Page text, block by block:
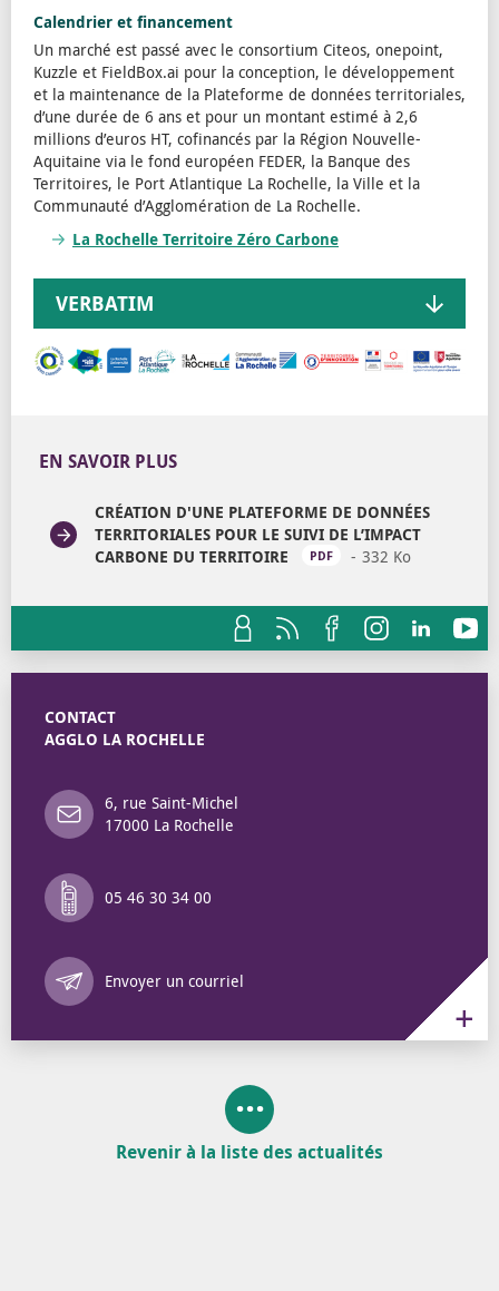
Calendrier et financement
Un marché est passé avec le consortium Citeos, onepoint,
Kuzzle et FieldBox.ai pour la conception, le développement
et la maintenance de la Plateforme de données territoriales,
d’une durée de 6 ans et pour un montant estimé à 2,6
millions d’euros HT, cofinancés par la Région Nouvelle-
Aquitaine via le fond européen FEDER, la Banque des
Territoires, le Port Atlantique La Rochelle, la Ville et la
Communauté d’Agglomération de La Rochelle.
La Rochelle Territoire Zéro Carbone
VERBATIM
EN SAVOIR PLUS
CRÉATION D'UNE PLATEFORME DE DONNÉES
TERRITORIALES POUR LE SUIVI DE L’IMPACT
CARBONE DU TERRITOIRE
PDF 332 Ko
CONTACT
AGGLO LA ROCHELLE
6, rue Saint-Michel
17000 La Rochelle
05 46 30 34 00
Envoyer un courriel
Annuaire
Revenir à la liste des actualités